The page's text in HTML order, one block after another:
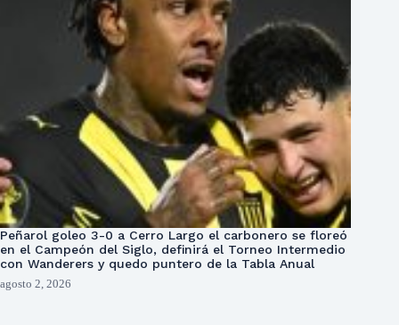
Peñarol goleo 3-0 a Cerro Largo el carbonero se floreó
en el Campeón del Siglo, definirá el Torneo Intermedio
con Wanderers y quedo puntero de la Tabla Anual
agosto 2, 2026